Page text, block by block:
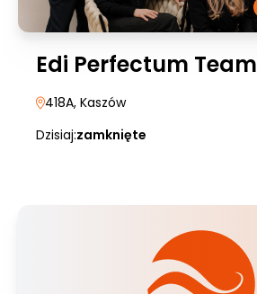
Edi Perfectum Team
418A, Kaszów
Dzisiaj:zamknięte